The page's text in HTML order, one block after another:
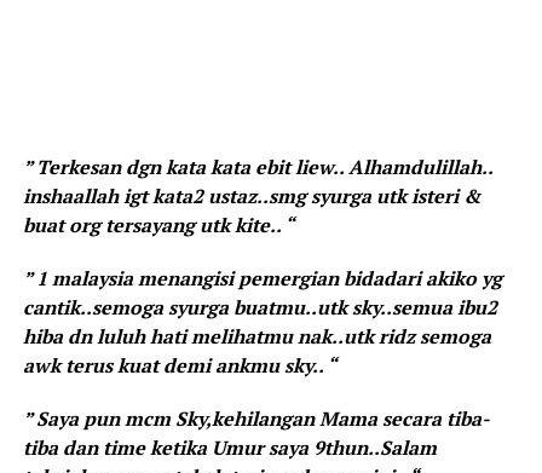
” Terkesan dgn kata kata ebit liew.. Alhamdulillah..
inshaallah igt kata2 ustaz..smg syurga utk isteri &
buat org tersayang utk kite.. “
” 1 malaysia menangisi pemergian bidadari akiko yg
cantik..semoga syurga buatmu..utk sky..semua ibu2
hiba dn luluh hati melihatmu nak..utk ridz semoga
awk terus kuat demi ankmu sky.. “
” Saya pun mcm Sky,kehilangan Mama secara tiba-
tiba dan time ketika Umur saya 9thun..Salam